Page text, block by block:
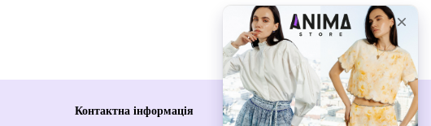
Контактна інформація